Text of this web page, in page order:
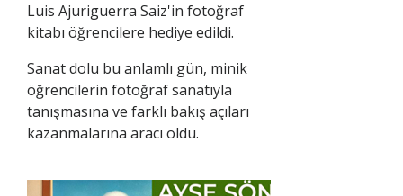
Luis Ajuriguerra Saiz'in fotoğraf
kitabı öğrencilere hediye edildi.
Sanat dolu bu anlamlı gün, minik
öğrencilerin fotoğraf sanatıyla
tanışmasına ve farklı bakış açıları
kazanmalarına aracı oldu.